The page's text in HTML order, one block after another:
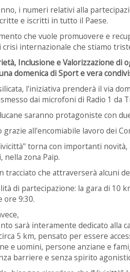
i numeri relativi alla
e iscritti in tutto il Paese.
che vuole promuovere e
crisi internazionale che stiamo
Inclusione e Valorizzazione
domenica di Sport e vera
l'iniziativa prenderà il via
dai microfoni di Radio 1 da
saranno protagoniste con
grazie all'encomiabile lavoro dei
torna con importanti
nella zona Paip.
tracciato che attraverserà alcuni
di partecipazione: la gara di 10
ore 9:30.
sarà interamente dedicato alla
5 km, pensato per essere
e uomini, persone anziane e
barriere e senza spirito